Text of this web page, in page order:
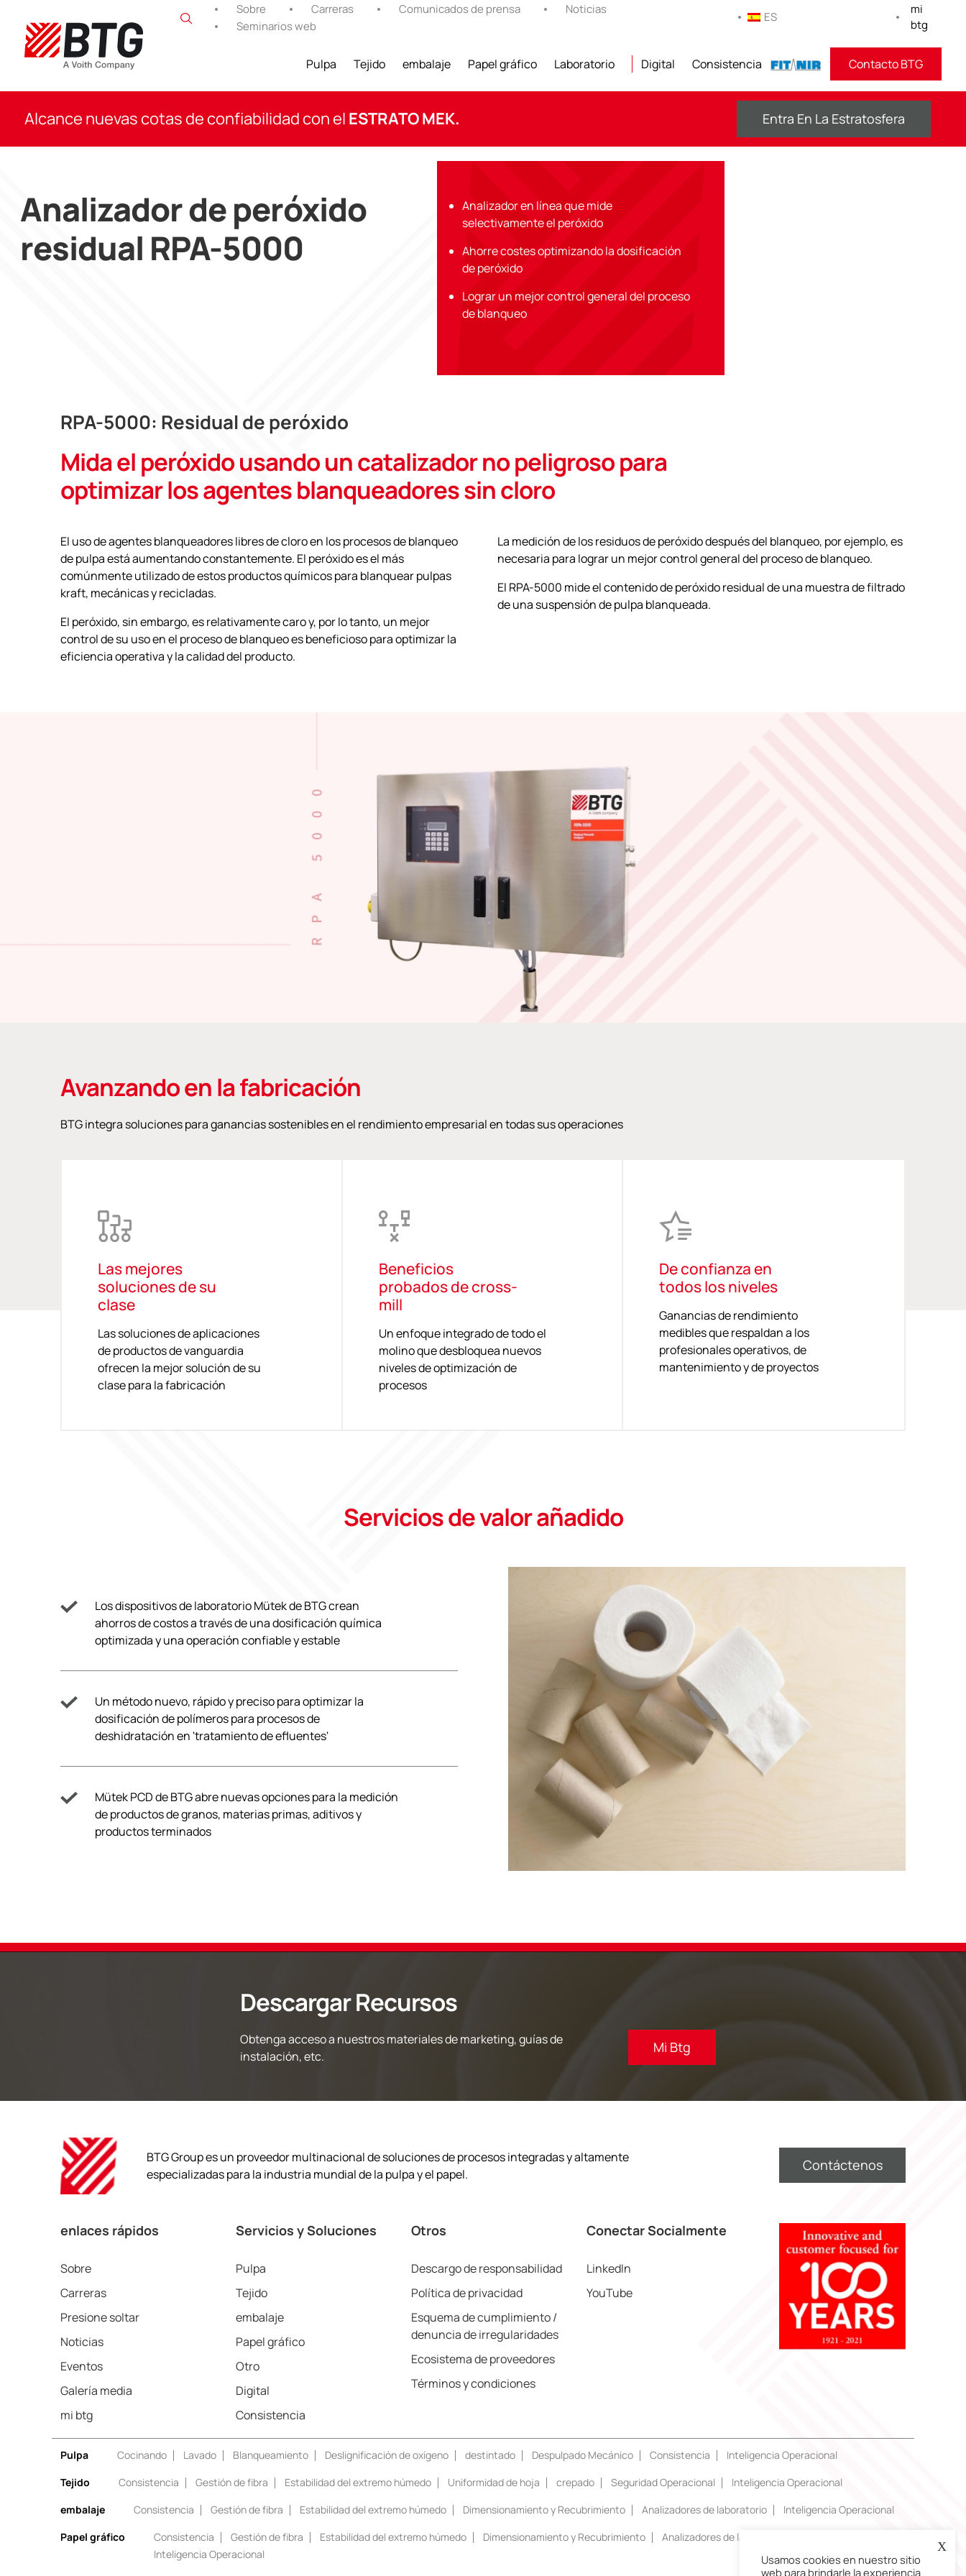
contenido
Sobre Carreras Comunicados de prensa
Noticias
Seminarios web
ES
mi
btg
Pulpa Tejido embalaje Papel gráfico Laboratorio Digital Consistencia FITNIR Contacto BTG
Alcance nuevas cotas de confiabilidad con el ESTRATO MEK. Entra En La Estratosfera
Analizador de peróxido
residual RPA-5000
Analizador en línea que mide
selectivamente el peróxido
Ahorre costes optimizando la dosificación
de peróxido
Lograr un mejor control general del proceso
de blanqueo
RPA-5000: Residual de peróxido
Mida el peróxido usando un catalizador no peligroso para
optimizar los agentes blanqueadores sin cloro
El uso de agentes blanqueadores libres de cloro en los procesos de blanqueo
de pulpa está aumentando constantemente. El peróxido es el más
comúnmente utilizado de estos productos químicos para blanquear pulpas
kraft, mecánicas y recicladas.
El peróxido, sin embargo, es relativamente caro y, por lo tanto, un mejor
control de su uso en el proceso de blanqueo es beneficioso para optimizar la
eficiencia operativa y la calidad del producto.
La medición de los residuos de peróxido después del blanqueo, por ejemplo, es
necesaria para lograr un mejor control general del proceso de blanqueo.
El RPA-5000 mide el contenido de peróxido residual de una muestra de filtrado
de una suspensión de pulpa blanqueada.
Avanzando en la fabricación
BTG integra soluciones para ganancias sostenibles en el rendimiento empresarial en todas sus operaciones
Las mejores
soluciones de su
clase
Las soluciones de aplicaciones
de productos de vanguardia
ofrecen la mejor solución de su
clase para la fabricación
Beneficios
probados de cross-
mill
Un enfoque integrado de todo el
molino que desbloquea nuevos
niveles de optimización de
procesos
De confianza en
todos los niveles
Ganancias de rendimiento
medibles que respaldan a los
profesionales operativos, de
mantenimiento y de proyectos
Servicios de valor añadido
Los dispositivos de laboratorio Mütek de BTG crean
ahorros de costos a través de una dosificación química
optimizada y una operación confiable y estable
Un método nuevo, rápido y preciso para optimizar la
dosificación de polímeros para procesos de
deshidratación en 'tratamiento de efluentes'
Mütek PCD de BTG abre nuevas opciones para la medición
de productos de granos, materias primas, aditivos y
productos terminados
Descargar Recursos
Obtenga acceso a nuestros materiales de marketing, guías de
instalación, etc.
Mi Btg
BTG Group es un proveedor multinacional de soluciones de procesos integradas y altamente
especializadas para la industria mundial de la pulpa y el papel.
Contáctenos
enlaces rápidos
Sobre
Carreras
Presione soltar
Noticias
Eventos
Galería media
mi btg
Servicios y Soluciones
Pulpa
Tejido
embalaje
Papel gráfico
Otro
Digital
Consistencia
Otros
Descargo de responsabilidad
Política de privacidad
Esquema de cumplimiento /
denuncia de irregularidades
Ecosistema de proveedores
Términos y condiciones
Conectar Socialmente
LinkedIn
YouTube
Pulpa Cocinando Lavado Blanqueamiento Deslignificación de oxígeno destintado Despulpado Mecánico Consistencia
Inteligencia Operacional
Tejido
Consistencia Gestión de fibra Estabilidad del extremo húmedo Uniformidad de hoja crepado Seguridad Operacional
Inteligencia Operacional
embalaje
Consistencia Gestión de fibra Estabilidad del extremo húmedo Dimensionamiento y Recubrimiento Analizadores de laboratorio
Inteligencia Operacional
Papel gráfico
Consistencia Gestión de fibra Estabilidad del extremo húmedo Dimensionamiento y Recubrimiento
Analizadores de laboratorio
Inteligencia Operacional
X
Usamos cookies en nuestro sitio
web para brindarle la experiencia